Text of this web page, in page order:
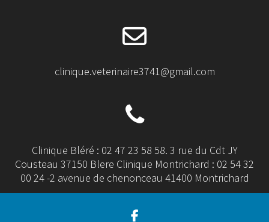
clinique.veterinaire3741@gmail.com
Clinique Bléré : 02 47 23 58 58. 3 rue du Cdt JY
Cousteau 37150 Blere Clinique Montrichard : 02 54 32
00 24 -2 avenue de chenonceau 41400 Montrichard